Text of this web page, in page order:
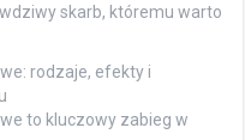
skarb, któremu warto
rodzaje, efekty i
to kluczowy zabieg w